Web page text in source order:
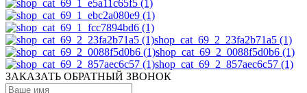
shop_cat_69_2_23fa2b71a5 (1)
shop_cat_69_2_0088f5d0b6 (1)
shop_cat_69_2_857aec6c57 (1)
ЗАКАЗАТЬ ОБРАТНЫЙ ЗВОНОК